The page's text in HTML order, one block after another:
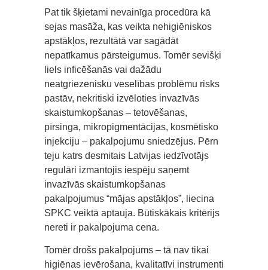
Pat tik šķietami nevainīga procedūra kā
sejas masāža, kas veikta nehigiēniskos
apstākļos, rezultātā var sagādāt
nepatīkamus pārsteigumus. Tomēr sevišķi
liels inficēšanās vai dažādu
neatgriezenisku veselības problēmu risks
pastāv, nekritiski izvēloties invazīvās
skaistumkopšanas – tetovēšanas,
pīrsinga, mikropigmentācijas, kosmētisko
injekciju – pakalpojumu sniedzējus. Pērn
teju katrs desmitais Latvijas iedzīvotājs
regulāri izmantojis iespēju saņemt
invazīvās skaistumkopšanas
pakalpojumus “mājas apstākļos”, liecina
SPKC veiktā aptauja. Būtiskākais kritērijs
nereti ir pakalpojuma cena.
Tomēr drošs pakalpojums – tā nav tikai
higiēnas ievērošana, kvalitatīvi instrumenti